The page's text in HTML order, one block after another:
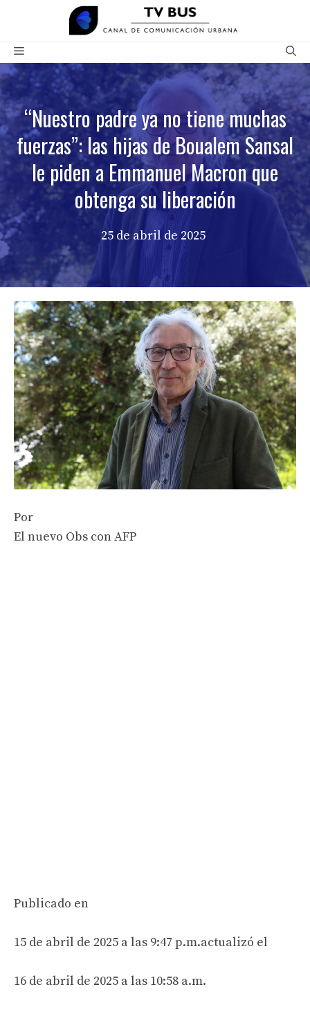
contenido
Menú
“Nuestro padre ya no tiene muchas
fuerzas”: las hijas de Boualem Sansal
le piden a Emmanuel Macron que
obtenga su liberación
25 de abril de 2025
Por
El nuevo Obs con AFP
Publicado en
15 de abril de 2025 a las 9:47 p.m.actualizó el
16 de abril de 2025 a las 10:58 a.m.